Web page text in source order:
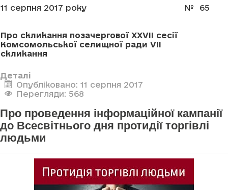
11 серпня 2017 року
Про скликання позачергової ХХVІІ сесії
Комсомольської селищної ради VІІ
скликання
№ 65
Деталі
Опубліковано: 11 серпня 2017
Перегляди: 568
Про проведення інформаційної кампанії
до Всесвітнього дня протидії торгівлі
людьми